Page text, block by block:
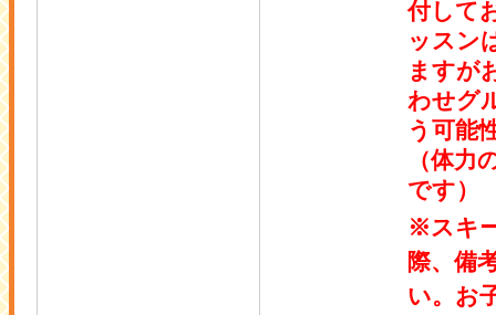
付して
ッスン
ますが
わせグ
う可能
（体力
です）
※スキ
際、備
い。お